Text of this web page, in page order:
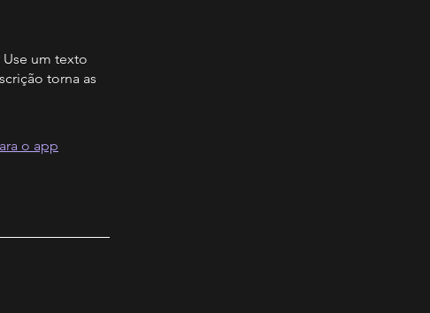
Use um texto
torna as
o app